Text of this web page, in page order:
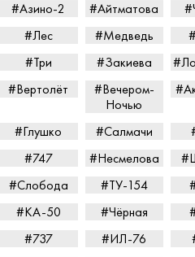
#Азино-2
#Айтматова
#Лес
#Медведь
#Три
#Закиева
#Вертолёт
#Вечером-
Ночью
#Глушко #Салмачи
#747
#Несмелова
#Слобода
#ТУ-154
#КА-50
#Чёрная
#737
#ИЛ-76